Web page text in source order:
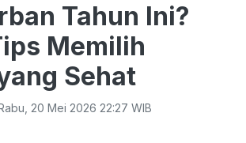
Tahun Ini?
Memilih
Sehat
20 Mei 2026 22:27 WIB